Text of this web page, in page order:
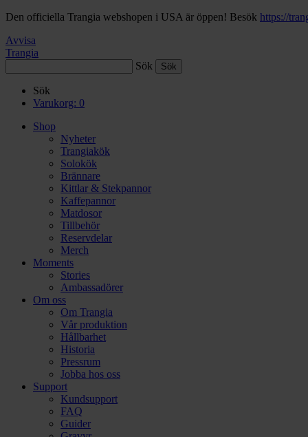
Den officiella Trangia webshopen i USA är öppen! Besök https://
Avvisa
Trangia
Sök
Sök
Varukorg: 0
Shop
Nyheter
Trangiakök
Solokök
Brännare
Kittlar & Stekpannor
Kaffepannor
Matdosor
Tillbehör
Reservdelar
Merch
Moments
Stories
Ambassadörer
Om oss
Om Trangia
Vår produktion
Hållbarhet
Historia
Pressrum
Jobba hos oss
Support
Kundsupport
FAQ
Guider